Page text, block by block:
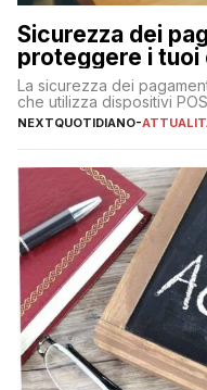
Sicurezza dei
proteggere i tuoi
La sicurezza dei
che utilizza dispositivi
NEXTQUOTIDIANO-